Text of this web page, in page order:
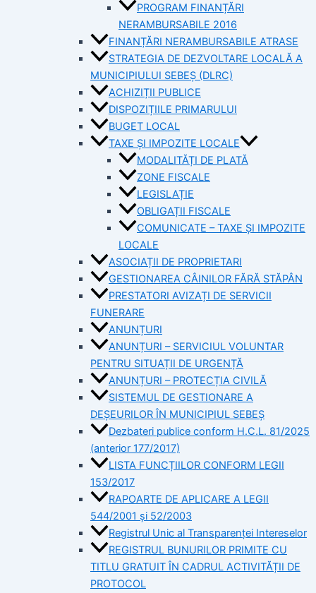
PROGRAM FINANȚĂRI
NERAMBURSABILE 2016
FINANȚĂRI NERAMBURSABILE ATRASE
STRATEGIA DE DEZVOLTARE LOCALĂ A
MUNICIPIULUI SEBEȘ (DLRC)
ACHIZIȚII PUBLICE
DISPOZIȚIILE PRIMARULUI
BUGET LOCAL
TAXE ȘI IMPOZITE LOCALE
MODALITĂȚI DE PLATĂ
ZONE FISCALE
LEGISLAȚIE
OBLIGAȚII FISCALE
COMUNICATE – TAXE ȘI IMPOZITE
LOCALE
ASOCIAȚII DE PROPRIETARI
GESTIONAREA CÂINILOR FĂRĂ STĂPÂN
PRESTATORI AVIZAȚI DE SERVICII
FUNERARE
ANUNȚURI
ANUNȚURI – SERVICIUL VOLUNTAR
PENTRU SITUAȚII DE URGENȚĂ
ANUNȚURI – PROTECȚIA CIVILĂ
SISTEMUL DE GESTIONARE A
DEȘEURILOR ÎN MUNICIPIUL SEBEȘ
Dezbateri publice conform H.C.L. 81/2025
(anterior 177/2017)
LISTA FUNCȚIILOR CONFORM LEGII
153/2017
RAPOARTE DE APLICARE A LEGII
544/2001 și 52/2003
Registrul Unic al Transparenței Intereselor
REGISTRUL BUNURILOR PRIMITE CU
TITLU GRATUIT ÎN CADRUL ACTIVITĂȚII DE
PROTOCOL